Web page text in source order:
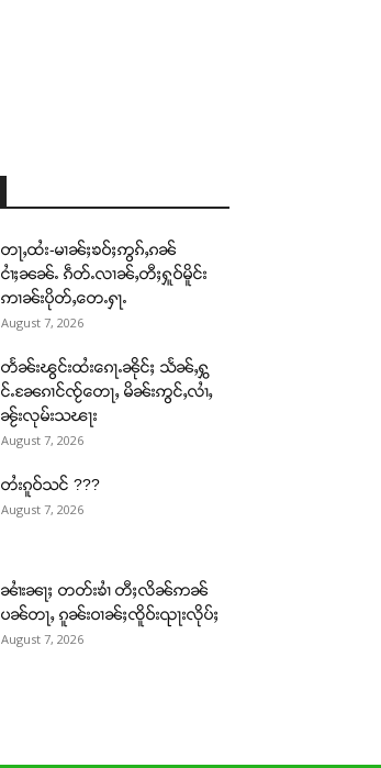
တႃႇထႆး-မၢၼ်ႈၶဝ်ႈဢွၵ်ႇၵၼ်
ငၢႆႈၼၼ်ႉ ၵဵတ်ႉလၢၼ်ႇတီႈႁူဝ်မိူင်း
ဢၢၼ်းပိုတ်ႇတေႉႁႃႉ
August 7, 2026
တႅၼ်းၽွင်းထႆးၵေႃႉၼိုင်ႈ သႅၼ်ႇႁွ
င်ႉၼႄၵၢင်ၸႂ်တေႃႇ မိၼ်းဢွင်ႇလၢႆႇ
ၼႂ်းလုမ်းသၽႃး
August 7, 2026
တႆးၵူဝ်သင် ???
August 7, 2026
ၼၢႆးၼႃႈ တတ်းၶၢႆ တီႈလိၼ်ဢၼ်
ပၼ်တႃႇ ၵူၼ်းဝၢၼ်ႈၸိူဝ်းၺႃးလိုပ်ႈ
August 7, 2026